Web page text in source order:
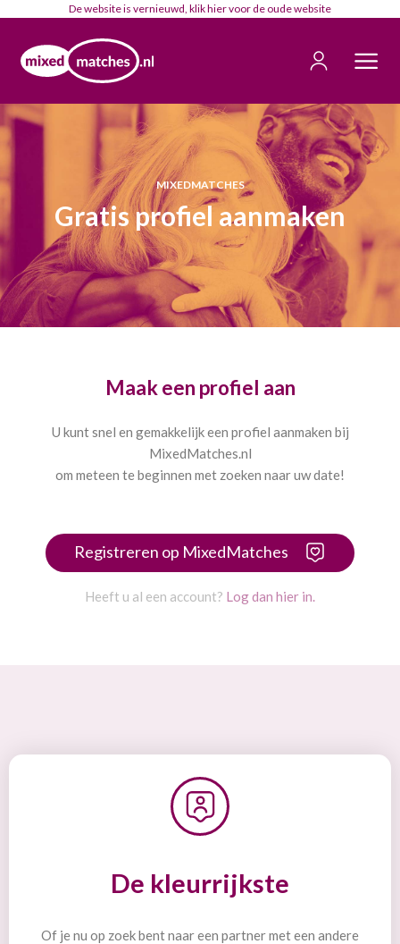
De website is vernieuwd, klikhiervoor de oude website
MIXEDMATCHES
Gratis profiel aanmaken
Maak een profiel aan
U kunt snel en gemakkelijk een profiel aanmaken bij
MixedMatches.nl
om meteen te beginnen met zoeken naar uw date!
Registreren op MixedMatches
Heeft u al een account? Log dan hier in.
De kleurrijkste
Of je nu op zoek bent naar een partner met een andere